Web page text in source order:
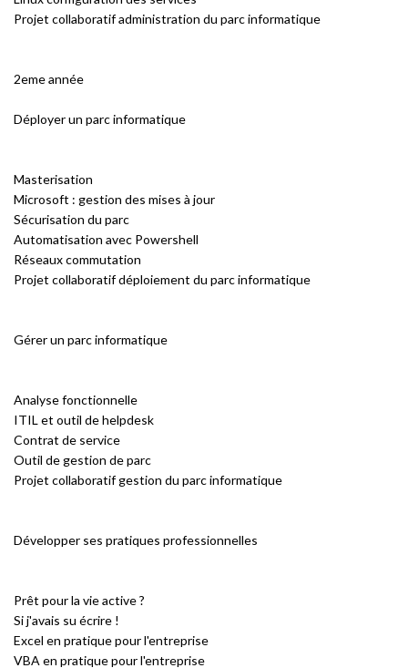
Projet collaboratif administration du parc informatique
2eme année
Déployer un parc informatique
Masterisation
Microsoft : gestion des mises à jour
Sécurisation du parc
Automatisation avec Powershell
Réseaux commutation
Projet collaboratif déploiement du parc informatique
Gérer un parc informatique
Analyse fonctionnelle
ITIL et outil de helpdesk
Contrat de service
Outil de gestion de parc
Projet collaboratif gestion du parc informatique
Développer ses pratiques professionnelles
Prêt pour la vie active ?
Si j'avais su écrire !
Excel en pratique pour l'entreprise
VBA en pratique pour l'entreprise